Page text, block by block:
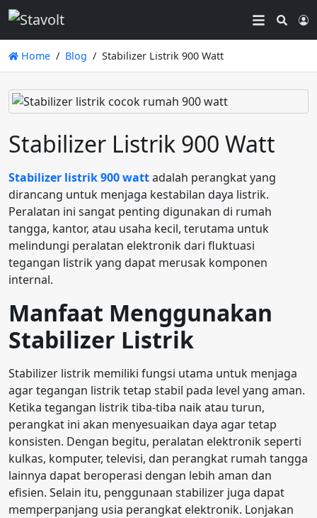
Home Blog Stabilizer Listrik 900 Watt
Stabilizer Listrik 900 Watt
Stabilizer listrik 900 wattadalah perangkat yang
dirancang untuk menjaga kestabilan daya listrik.
Peralatan ini sangat penting digunakan di rumah
tangga, kantor, atau usaha kecil, terutama untuk
melindungi peralatan elektronik dari fluktuasi
tegangan listrik yang dapat merusak komponen
internal.
Manfaat Menggunakan
Stabilizer Listrik
Stabilizer listrik memiliki fungsi utama untuk menjaga
agar tegangan listrik tetap stabil pada level yang aman.
Ketika tegangan listrik tiba-tiba naik atau turun,
perangkat ini akan menyesuaikan daya agar tetap
konsisten. Dengan begitu, peralatan elektronik seperti
kulkas, komputer, televisi, dan perangkat rumah tangga
lainnya dapat beroperasi dengan lebih aman dan
efisien. Selain itu, penggunaan stabilizer juga dapat
memperpanjang usia perangkat elektronik. Lonjakan